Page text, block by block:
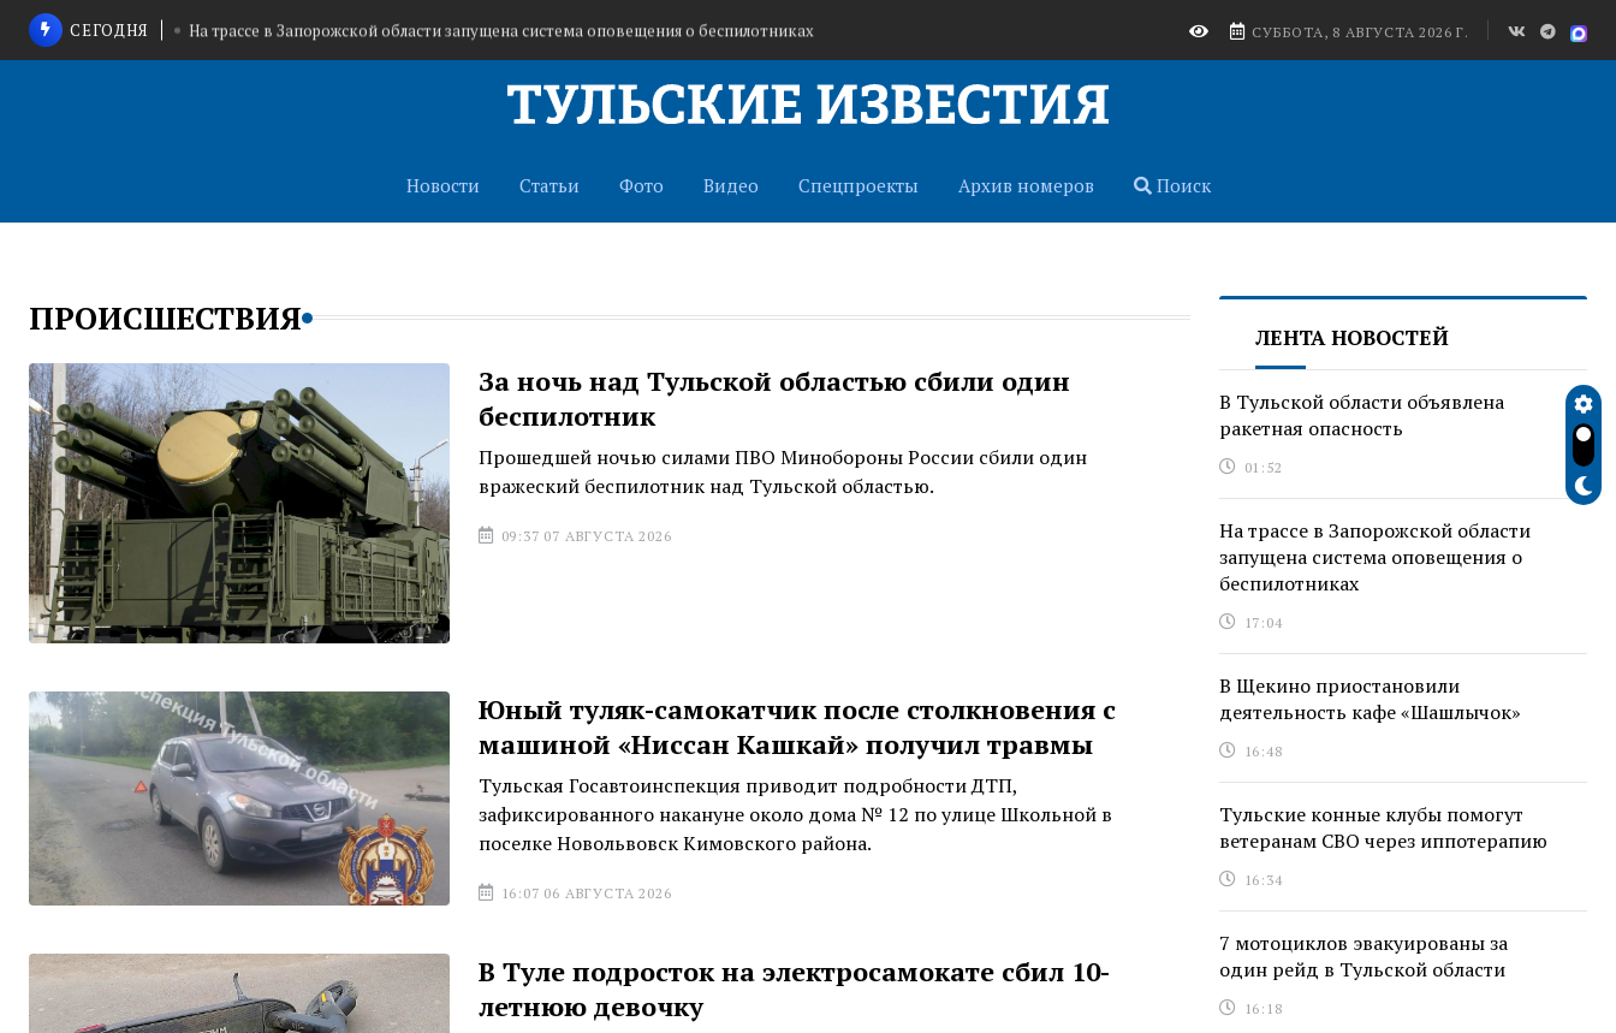
СЕГОДНЯ На трассе в Запорожской области запущена система оповещения о беспилотниках
В Тульской области объявлена ракетная опасность
СУББОТА, 8 АВГУСТА 2026 Г.
Новости Статьи Фото Видео Спецпроекты Архив номеров Поиск
ПРОИСШЕСТВИЯ
За ночь над Тульской областью сбили один
беспилотник
Прошедшей ночью силами ПВО Минобороны России сбили один
вражеский беспилотник над Тульской областью.
09:37 07 АВГУСТА 2026
Юный туляк-самокатчик после столкновения с
машиной «Ниссан Кашкай» получил травмы
Тульская Госавтоинспекция приводит подробности ДТП,
зафиксированного накануне около дома № 12 по улице Школьной в
поселке Новольвовск Кимовского района.
16:07 06 АВГУСТА 2026
В Туле подросток на электросамокате сбил 10-
летнюю девочку
ЛЕНТА НОВОСТЕЙ
В Тульской области объявлена
ракетная опасность
01:52
На трассе в Запорожской области
запущена система оповещения о
беспилотниках
17:04
В Щекино приостановили
деятельность кафе «Шашлычок»
16:48
Тульские конные клубы помогут
ветеранам СВО через иппотерапию
16:34
7 мотоциклов эвакуированы за
один рейд в Тульской области
16:18